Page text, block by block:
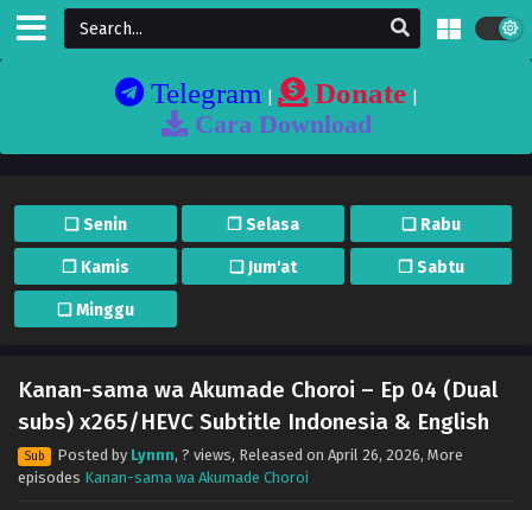
Telegram| Donate|
Cara Download
❏ Senin ❐ Selasa ❏ Rabu
❐ Kamis ❏ Jum'at ❐ Sabtu
❏ Minggu
Kanan-sama wa Akumade Choroi – Ep 04 (Dual
subs) x265/HEVC Subtitle Indonesia & English
Sub Posted by Lynnn, ? views, Released on April 26, 2026, More
episodes Kanan-sama wa Akumade Choroi